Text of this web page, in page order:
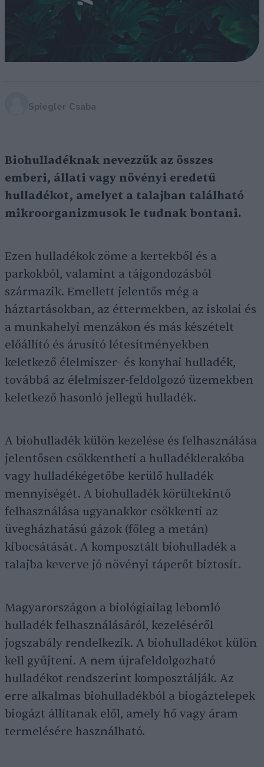
Spiegler Csaba
Biohulladéknak nevezzük az összes
emberi, állati vagy növényi eredetű
hulladékot, amelyet a talajban található
mikroorganizmusok le tudnak bontani.
Ezen hulladékok zöme a kertekből és a
parkokból, valamint a tájgondozásból
származik. Emellett jelentős még a
háztartásokban, az éttermekben, az iskolai és
a munkahelyi menzákon és más készételt
előállító és árusító létesítményekben
keletkező élelmiszer- és konyhai hulladék,
továbbá az élelmiszer-feldolgozó üzemekben
keletkező hasonló jellegű hulladék.
A biohulladék külön kezelése és felhasználása
jelentősen csökkentheti a hulladéklerakóba
vagy hulladékégetőbe kerülő hulladék
mennyiségét. A biohulladék körültekintő
felhasználása ugyanakkor csökkenti az
üvegházhatású gázok (főleg a metán)
kibocsátását. A komposztált biohulladék a
talajba keverve jó növényi táperőt biztosít.
Magyarországon a biológiailag lebomló
hulladék felhasználásáról, kezeléséről
jogszabály rendelkezik. A biohulladékot külön
kell gyűjteni. A nem újrafeldolgozható
hulladékot rendszerint komposztálják. Az
erre alkalmas biohulladékból a biogáztelepek
biogázt állítanak elől, amely hő vagy áram
termelésére használható.